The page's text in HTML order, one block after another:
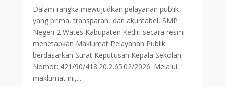
Dalam rangka mewujudkan pelayanan publik
yang prima, transparan, dan akuntabel, SMP
Negeri 2 Wates Kabupaten Kediri secara resmi
menetapkan Maklumat Pelayanan Publik
berdasarkan Surat Keputusan Kepala Sekolah
Nomor: 421/90/418.20.2.65.02/2026. Melalui
maklumat ini,...